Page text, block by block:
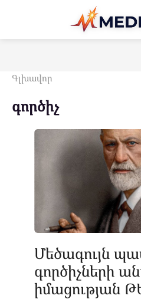
Перейти
контенту
Գլխավոր
գործիչ
Մեծագույն
գործիչների
իմացության